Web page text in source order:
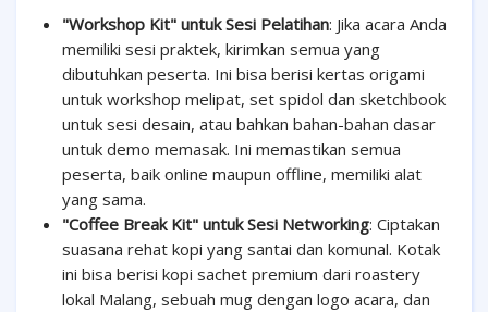
"Workshop Kit" untuk Sesi Pelatihan: Jika acara Anda
memiliki sesi praktek, kirimkan semua yang
dibutuhkan peserta. Ini bisa berisi kertas origami
untuk workshop melipat, set spidol dan sketchbook
untuk sesi desain, atau bahkan bahan-bahan dasar
untuk demo memasak. Ini memastikan semua
peserta, baik online maupun offline, memiliki alat
yang sama.
"Coffee Break Kit" untuk Sesi Networking: Ciptakan
suasana rehat kopi yang santai dan komunal. Kotak
ini bisa berisi kopi sachet premium dari roastery
lokal Malang, sebuah mug dengan logo acara, dan